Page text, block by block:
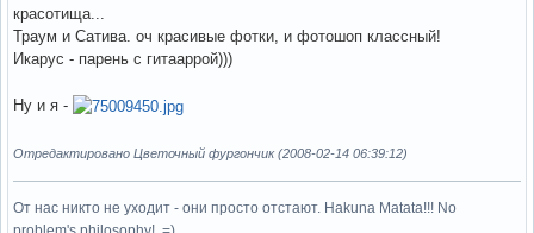
красотища...
Траум и Сатива. оч красивые фотки, и фотошоп классный!
Икарус - парень с гитааррой)))
Ну и я -
Отредактировано Цветочный фургончик (2008-02-14 06:39:12)
От нас никто не уходит - они просто отстают. Hakuna Matata!!! No